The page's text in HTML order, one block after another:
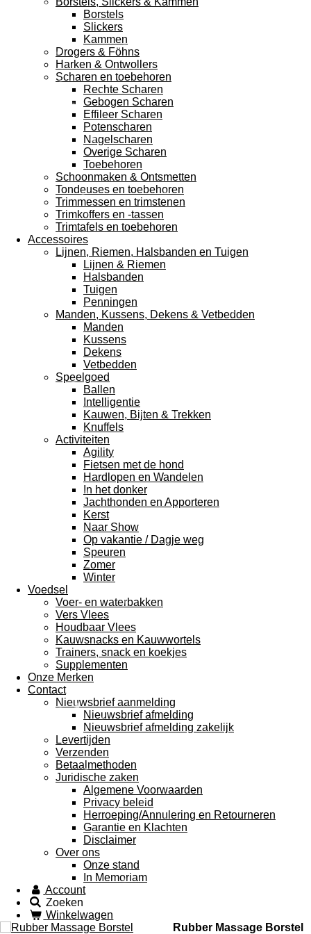
Borstels
Slickers
Kammen
Drogers & Föhns
Harken & Ontwollers
Scharen en toebehoren
Rechte Scharen
Gebogen Scharen
Effileer Scharen
Potenscharen
Nagelscharen
Overige Scharen
Toebehoren
Schoonmaken & Ontsmetten
Tondeuses en toebehoren
Trimmessen en trimstenen
Trimkoffers en -tassen
Trimtafels en toebehoren
Accessoires
Lijnen, Riemen, Halsbanden en Tuigen
Lijnen & Riemen
Halsbanden
Tuigen
Penningen
Manden, Kussens, Dekens & Vetbedden
Manden
Kussens
Dekens
Vetbedden
Speelgoed
Ballen
Intelligentie
Kauwen, Bijten & Trekken
Knuffels
Activiteiten
Agility
Fietsen met de hond
Hardlopen en Wandelen
In het donker
Jachthonden en Apporteren
Kerst
Naar Show
Op vakantie / Dagje weg
Speuren
Zomer
Winter
Voedsel
Voer- en waterbakken
Vers Vlees
Houdbaar Vlees
Kauwsnacks en Kauwwortels
Trainers, snack en koekjes
Supplementen
Onze Merken
Contact
Nieuwsbrief aanmelding
Nieuwsbrief afmelding
Nieuwsbrief afmelding zakelijk
Levertijden
Verzenden
Betaalmethoden
Juridische zaken
Algemene Voorwaarden
Privacy beleid
Herroeping/Annulering en Retourneren
Garantie en Klachten
Disclaimer
Over ons
Onze stand
In Memoriam
Account
Zoeken
Winkelwagen
Rubber Massage Borstel